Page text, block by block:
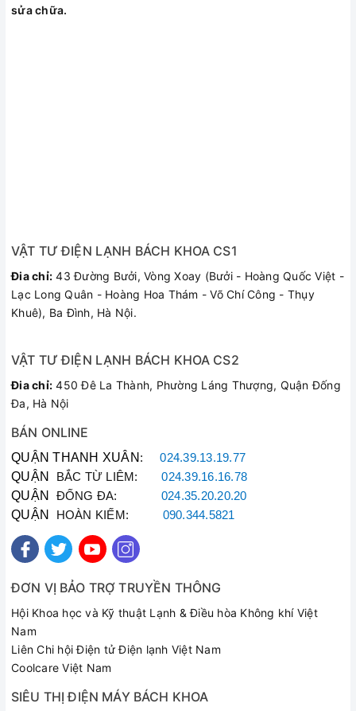
sửa chữa.
VẬT TƯ ĐIỆN LẠNH BÁCH KHOA CS1
Đia chỉ: 43 Đường Bưởi, Vòng Xoay (Bưởi - Hoàng Quốc Việt -
Lạc Long Quân - Hoàng Hoa Thám - Võ Chí Công - Thụy
Khuê), Ba Đình, Hà Nội.
VẬT TƯ ĐIỆN LẠNH BÁCH KHOA CS2
Đia chỉ: 450 Đê La Thành, Phường Láng Thượng, Quận Đống
Đa, Hà Nội
BÁN ONLINE
QUẬN THANH XUÂN :024.39.13.19.77
QUẬN BẮC TỪ LIÊM:024.39.16.16.78
QUẬN ĐỐNG ĐA: 024.35.20.20.20
QUẬN HOÀN KIẾM: 090.344.5821
ĐƠN VỊ BẢO TRỢ TRUYỀN THÔNG
Hội Khoa học và Kỹ thuật Lạnh & Điều hòa Không khí Việt
Nam
Liên Chi hội Điện tử Điện lạnh Việt Nam
Coolcare Việt Nam
SIÊU THỊ ĐIỆN MÁY BÁCH KHOA